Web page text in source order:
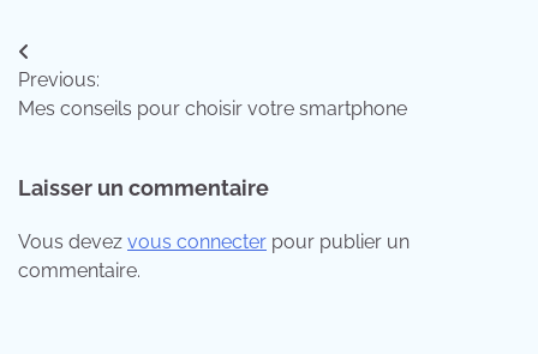
Navigation
de
Previous:
Mes conseils pour choisir votre smartphone
Laisser un commentaire
Vous devez vous connecter pour publier un
commentaire.